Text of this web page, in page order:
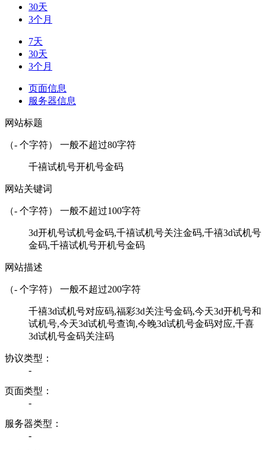
30天
3个月
7天
30天
3个月
页面信息
服务器信息
网站标题
（- 个字符） 一般不超过80字符
千禧试机号开机号金码
网站关键词
（- 个字符） 一般不超过100字符
3d开机号试机号金码,千禧试机号关注金码,千禧3d试机号
金码,千禧试机号开机号金码
网站描述
（- 个字符） 一般不超过200字符
千禧3d试机号对应码,福彩3d关注号金码,今天3d开机号和
试机号,今天3d试机号查询,今晚3d试机号金码对应,千喜
3d试机号金码关注码
协议类型：
-
页面类型：
-
服务器类型：
-